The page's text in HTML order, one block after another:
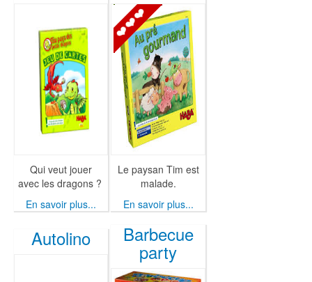
Qui veut jouer
avec les dragons ?
En savoir plus...
Le paysan Tim est
malade.
En savoir plus...
Autolino Barbecue
party